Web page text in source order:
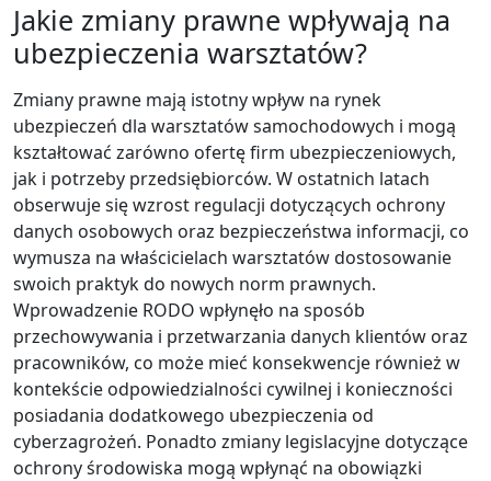
Jakie zmiany prawne wpływają na
ubezpieczenia warsztatów?
Zmiany prawne mają istotny wpływ na rynek
ubezpieczeń dla warsztatów samochodowych i mogą
kształtować zarówno ofertę firm ubezpieczeniowych,
jak i potrzeby przedsiębiorców. W ostatnich latach
obserwuje się wzrost regulacji dotyczących ochrony
danych osobowych oraz bezpieczeństwa informacji, co
wymusza na właścicielach warsztatów dostosowanie
swoich praktyk do nowych norm prawnych.
Wprowadzenie RODO wpłynęło na sposób
przechowywania i przetwarzania danych klientów oraz
pracowników, co może mieć konsekwencje również w
kontekście odpowiedzialności cywilnej i konieczności
posiadania dodatkowego ubezpieczenia od
cyberzagrożeń. Ponadto zmiany legislacyjne dotyczące
ochrony środowiska mogą wpłynąć na obowiązki